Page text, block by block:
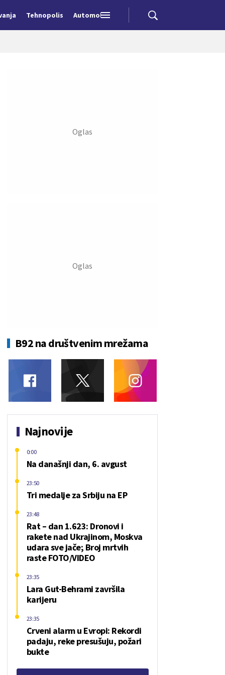
Tehnopolis Automobili
B92 na društvenim mrežama
Najnovije
Na današnji dan, 6. avgust
0:00
Tri medalje za Srbiju na EP
23:50
Rat – dan 1.623: Dronovi i
rakete nad Ukrajinom, Moskva
udara sve jače; Broj mrtvih
raste FOTO/VIDEO
23:48
Lara Gut-Behrami završila
karijeru
23:35
Crveni alarm u Evropi: Rekordi
padaju, reke presušuju, požari
bukte
23:35